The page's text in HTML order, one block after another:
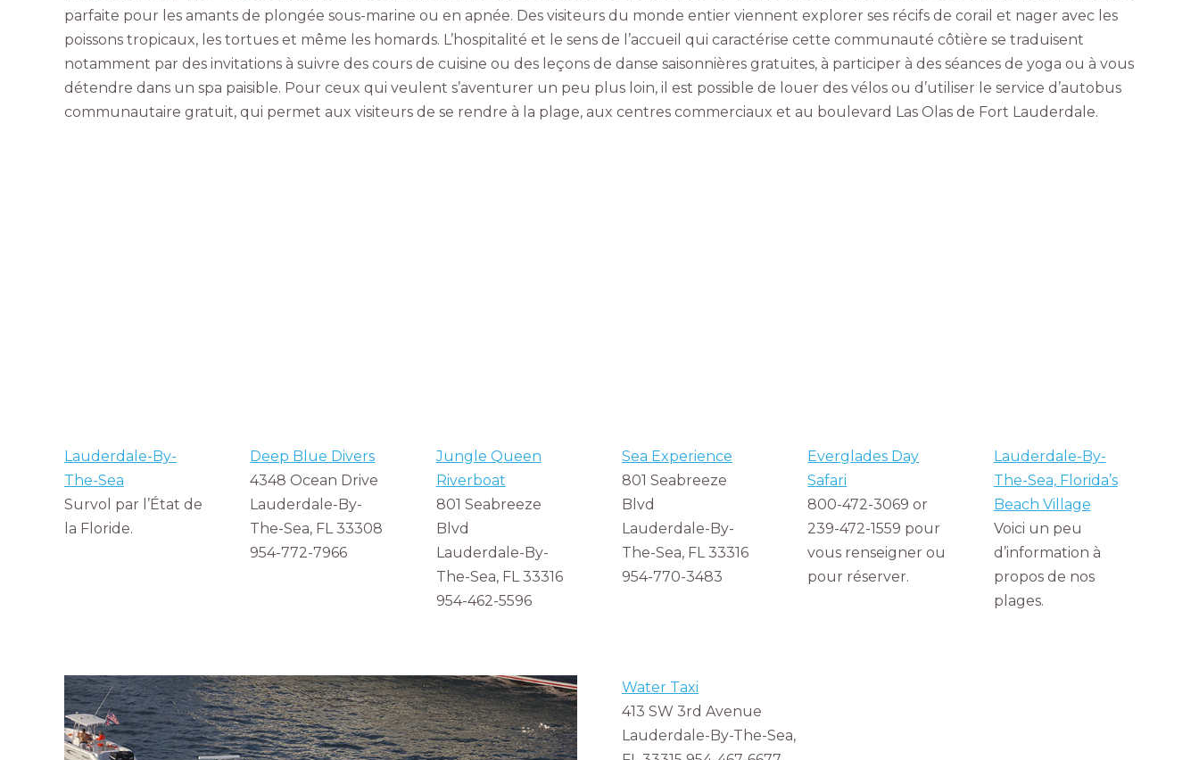
parfaite pour les amants de plongée sous-marine ou en apnée. Des visiteurs du monde entier viennent explorer ses récifs de corail et nager avec les
poissons tropicaux, les tortues et même les homards. L’hospitalité et le sens de l’accueil qui caractérise cette communauté côtière se traduisent
notamment par des invitations à suivre des cours de cuisine ou des leçons de danse saisonnières gratuites, à participer à des séances de yoga ou à vous
détendre dans un spa paisible. Pour ceux qui veulent s’aventurer un peu plus loin, il est possible de louer des vélos ou d’utiliser le service d’autobus
communautaire gratuit, qui permet aux visiteurs de se rendre à la plage, aux centres commerciaux et au boulevard Las Olas de Fort Lauderdale.
Lauderdale-By-
The-Sea
Survol par l’État de
la Floride.
Deep Blue Divers
4348 Ocean Drive
Lauderdale-By-
The-Sea, FL 33308
954-772-7966
Jungle Queen
Riverboat
801 Seabreeze
Blvd
Lauderdale-By-
The-Sea, FL 33316
954-462-5596
Sea Experience
801 Seabreeze
Blvd
Lauderdale-By-
The-Sea, FL 33316
954-770-3483
Everglades Day
Safari
800-472-3069 or
239-472-1559 pour
vous renseigner ou
pour réserver.
Lauderdale-By-
The-Sea, Florida’s
Beach Village
Voici un peu
d’information à
propos de nos
plages.
Water Taxi
413 SW 3rd Avenue
Lauderdale-By-The-Sea,